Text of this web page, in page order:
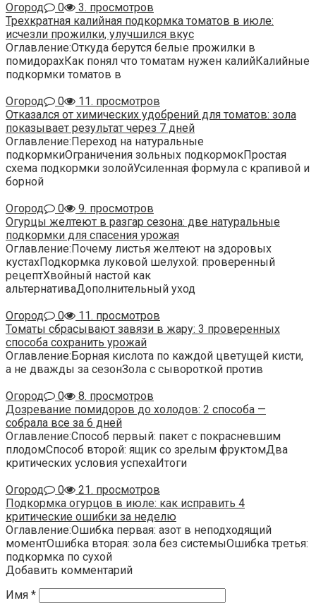
Огород
0
3. просмотров
Трехкратная калийная подкормка томатов в июле:
исчезли прожилки, улучшился вкус
Оглавление:Откуда берутся белые прожилки в
помидорахКак понял что томатам нужен калийКалийные
подкормки томатов в
Огород
0
11. просмотров
Отказался от химических удобрений для томатов: зола
показывает результат через 7 дней
Оглавление:Переход на натуральные
подкормкиОграничения зольных подкормокПростая
схема подкормки золойУсиленная формула с крапивой и
борной
Огород
0
9. просмотров
Огурцы желтеют в разгар сезона: две натуральные
подкормки для спасения урожая
Оглавление:Почему листья желтеют на здоровых
кустахПодкормка луковой шелухой: проверенный
рецептХвойный настой как
альтернативаДополнительный уход
Огород
0
11. просмотров
Томаты сбрасывают завязи в жару: 3 проверенных
способа сохранить урожай
Оглавление:Борная кислота по каждой цветущей кисти,
а не дважды за сезонЗола с сывороткой против
Огород
0
8. просмотров
Дозревание помидоров до холодов: 2 способа —
собрала все за 6 дней
Оглавление:Способ первый: пакет с покрасневшим
плодомСпособ второй: ящик со зрелым фруктомДва
критических условия успехаИтоги
Огород
0
21. просмотров
Подкормка огурцов в июле: как исправить 4
критические ошибки за неделю
Оглавление:Ошибка первая: азот в неподходящий
моментОшибка вторая: зола без системыОшибка третья:
подкормка по сухой
Добавить комментарий
Имя *